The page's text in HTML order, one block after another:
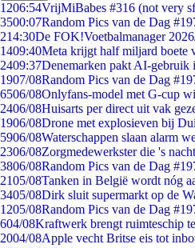
1206:54VrijMiBabes #316 (not very
3500:07Random Pics van de Dag
214:30De FOK!Voetbalmanager
1409:40Meta krijgt half miljard boete
2409:37Denemarken pakt AI-gebruik
1907/08Random Pics van de Dag
6506/08Onlyfans-model met G-cup
2406/08Huisarts per direct uit vak
1906/08Drone met explosieven bij
5906/08Waterschappen slaan alarm
2306/08Zorgmedewerkster die 's
3806/08Random Pics van de Dag
2105/08Tanken in België wordt nóg
3405/08Dirk sluit supermarkt op de
1205/08Random Pics van de Dag
604/08Kraftwerk brengt ruimteschip
2004/08Apple vecht Britse eis tot